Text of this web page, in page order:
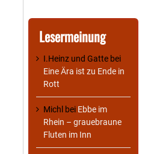
Lesermeinung
I.Heinz und Gatte bei
Eine Ära ist zu Ende in
Rott
Michl bei Ebbe im
Rhein – grauebraune
Fluten im Inn